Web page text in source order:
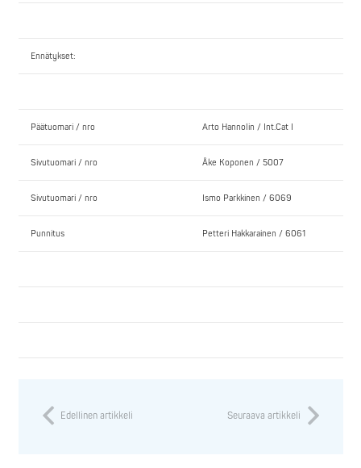
Ennätykset:
Päätuomari / nro Arto Hannolin / Int.Cat I
Sivutuomari / nro Åke Koponen / 5007
Sivutuomari / nro Ismo Parkkinen / 6069
Punnitus Petteri Hakkarainen / 6061
Edellinen artikkeli Seuraava artikkeli